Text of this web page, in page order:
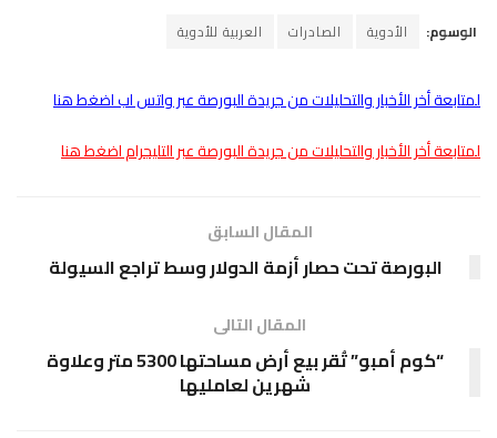
الوسوم: الأدوية الصادرات العربية للأدوية
لمتابعة أخر الأخبار والتحليلات من جريدة البورصة عبر واتس اب اضغط هنا
لمتابعة أخر الأخبار والتحليلات من جريدة البورصة عبر التليجرام اضغط هنا
المقال السابق
البورصة تحت حصار أزمة الدولار وسط تراجع السيولة
المقال التالى
“كوم أمبو” تُقر بيع أرض مساحتها 5300 متر وعلاوة
شهرين لعامليها